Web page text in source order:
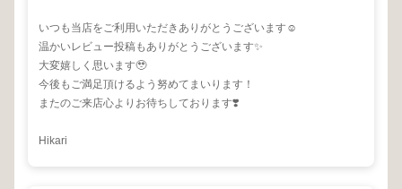
いつも当店をご利用いただきありがとうございます☺️
温かいレビュー投稿もありがとうございます✨
大変嬉しく思います🥹
今後もご満足頂けるよう努めてまいります！
またのご来店心よりお待ちしております❣️
Hikari